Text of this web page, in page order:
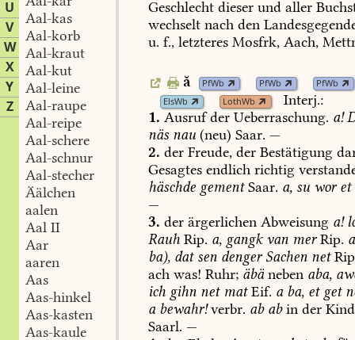
U
V
W
X
Y
Z
Aal-kas
Aal-korb
Aal-kraut
Aal-kut
Aal-leine
Aal-raupe
Aal-reipe
Aal-schere
Aal-schnur
Aal-stecher
Äälchen
aalen
Aal II
Aar
aaren
Aas
Aas-hinkel
Aas-kasten
Aas-kaule
Geschlecht dieser und aller
wechselt nach den
u. f., letzteres Mosfrk, Aach,
ă PfWb PfWb
PfWb
ElsWb
LothWb
Interj.:
1. Ausrufder Ueberraschung. a!
näs nau (neu) Saar. —
2. der Freude, der Bestätigung
Gesagtes endlich richtig
häschde gementSaar. a, su woret
—
3. der ärgerlichen Abweisung a!
Rauh Rip. a, gangkvan merRip. a
ba), datsen dengerSachen net
ach was! Ruhr; äbäneben aba,
ich gihn netmatEif. aba, etget
abewahr!verbr. ababin der
Saarl. —